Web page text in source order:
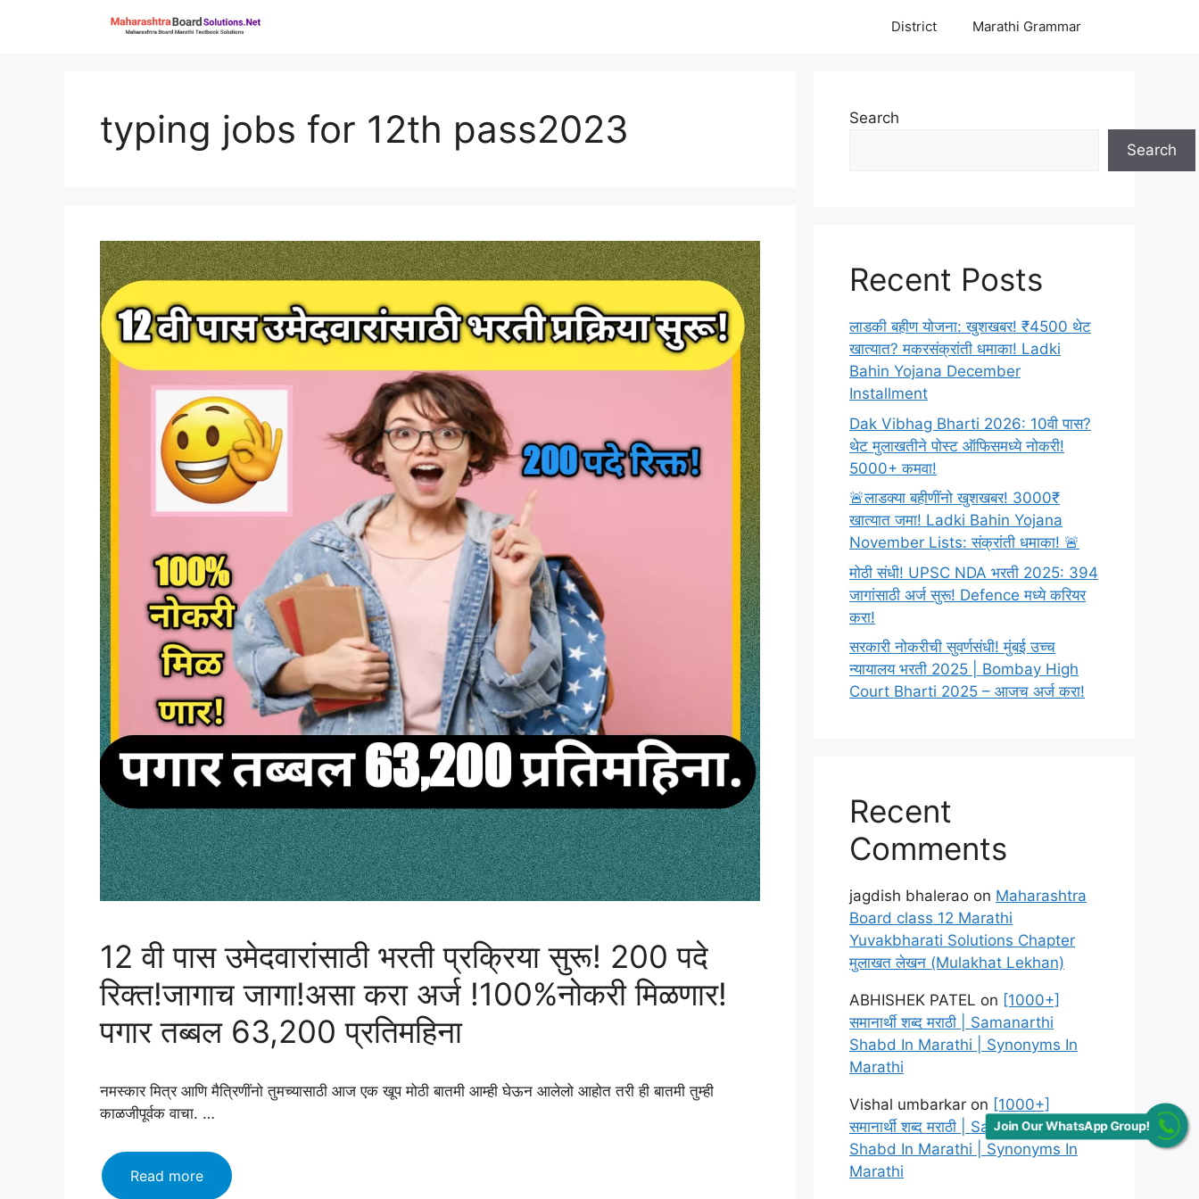
District Marathi Grammar
typing jobs for 12th pass2023
12 वी पास उमेदवारांसाठी भरती प्रक्रिया सुरू! 200 पदे
रिक्त!जागाच जागा!असा करा अर्ज !100%नोकरी मिळणार!
पगार तब्बल 63,200 प्रतिमहिना
नमस्कार मित्र आणि मैत्रिणींनो तुमच्यासाठी आज एक खूप मोठी बातमी आम्ही घेऊन आलेलो आहोत तरी ही बातमी तुम्ही
काळजीपूर्वक वाचा. …
Read more12
Search
Search
Recent Posts
लाडकी बहीण योजना: खुशखबर! ₹4500 थेट
खात्यात? मकरसंक्रांती धमाका! Ladki
Bahin Yojana December
Installment
Dak Vibhag Bharti 2026: 10वी पास?
थेट मुलाखतीने पोस्ट ऑफिसमध्ये नोकरी!
5000+ कमवा!
🚨लाडक्या बहीणींनो खुशखबर! 3000₹
खात्यात जमा! Ladki Bahin Yojana
November Lists: संक्रांती धमाका! 🚨
मोठी संधी! UPSC NDA भरती 2025: 394
जागांसाठी अर्ज सुरू! Defence मध्ये करियर
करा!
सरकारी नोकरीची सुवर्णसंधी! मुंबई उच्च
न्यायालय भरती 2025 | Bombay High
Court Bharti 2025 – आजच अर्ज करा!
Recent
Comments
jagdish bhalerao on Maharashtra
Board class 12 Marathi
Yuvakbharati Solutions Chapter
मुलाखत लेखन (Mulakhat Lekhan)
ABHISHEK PATEL on [1000+]
समानार्थी शब्द मराठी | Samanarthi
Shabd In Marathi | Synonyms In
Marathi
Vishal umbarkar on [1000+]
समानार्थी शब्द मराठी | Samanarthi
Shabd In Marathi | Synonyms In
Marathi
Join Our WhatsApp Group!